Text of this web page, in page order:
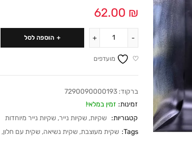
62.00 ₪
הוספה לסל
מועדפים
ברקוד: 7290090000193
זמינות: זמין במלאי!
קטגוריות:
שקיות, שקיות נייר, שקיות נייר מיוחדות
Tags: שקית מעוצבת, שקית נשיאה, שקית עם חלון,